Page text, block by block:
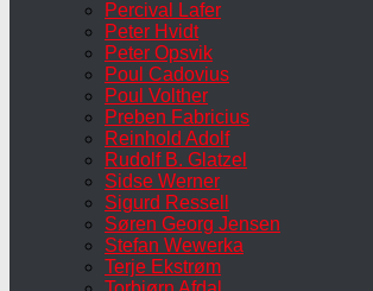
Percival Lafer
Peter Hvidt
Peter Opsvik
Poul Cadovius
Poul Volther
Preben Fabricius
Reinhold Adolf
Rudolf B. Glatzel
Sidse Werner
Sigurd Ressell
Søren Georg Jensen
Stefan Wewerka
Terje Ekstrøm